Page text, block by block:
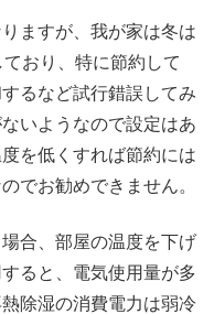
ますが、我が家は冬は
おり、特に節約して
るなど試行錯誤してみ
いようなので設定はあ
を低くすれば節約には
でお勧めできません。
合、部屋の温度を下げ
ると、電気使用量が多
除湿の消費電力は弱冷